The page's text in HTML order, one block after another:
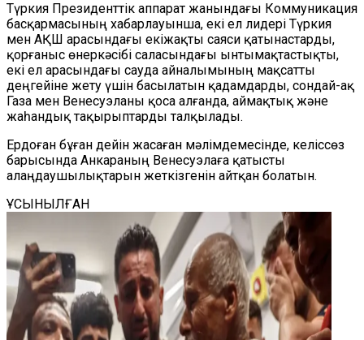
Түркия Президенттік аппарат жанындағы Коммуникация
басқармасының хабарлауынша, екі ел лидері Түркия
мен АҚШ арасындағы екіжақты саяси қатынастарды,
қорғаныс өнеркәсібі саласындағы ынтымақтастықты,
екі ел арасындағы сауда айналымының мақсатты
деңгейіне жету үшін басылатын қадамдарды, сондай-ақ
Газа мен Венесуэланы қоса алғанда, аймақтық және
жаһандық тақырыптарды талқылады.
Ердоған бұған дейін жасаған мәлімдемесінде, келіссөз
барысында Анкараның Венесуэлаға қатысты
алаңдаушылықтарын жеткізгенін айтқан болатын.
ҰСЫНЫЛҒАН